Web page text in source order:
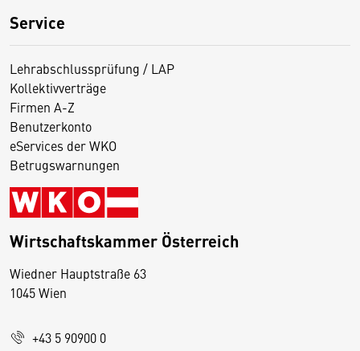
Service
Lehrabschlussprüfung / LAP
Kollektivverträge
Firmen A-Z
Benutzerkonto
eServices der WKO
Betrugswarnungen
Wirtschaftskammer Österreich
Wiedner Hauptstraße 63
1045 Wien
+43 5 90900 0
D
s